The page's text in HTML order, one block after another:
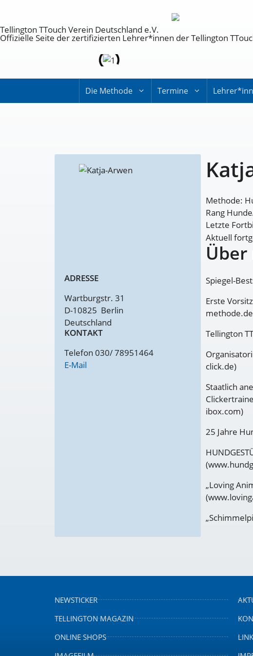
Tellington TTouch Verein Deutschland e.V.
Offizielle Seite der zertifizierten Lehrer*innen der Tellington
Die Methode Termine
ADRESSE
Wartburgstr. 31
D-10825 Berlin
Deutschland
KONTAKT
Telefon 030/ 78951464
E-Mail
Methode:
Rang
Letzte
Aktuell
Über
Spiegel-
Erste
Tellington
click.de)
Staatlich
ibox.com)
25 Jahre
„Loving
NEWSTICKER
TELLINGTON MAGAZIN
ONLINE SHOPS